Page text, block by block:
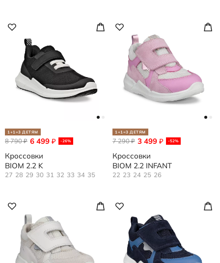
1+1=3 ДЕТЯМ
6 499 ₽ -26%
8 790₽
Кроссовки
BIOM 2.2 K
27 28 29 30 31 32 33 34 35
1+1=3 ДЕТЯМ
3 499 ₽ -52%
7 290₽
Кроссовки
BIOM 2.2 INFANT
22 23 24 25 26